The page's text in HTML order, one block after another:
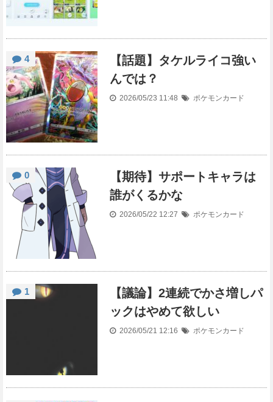
4
【話題】タケルライコ強い
んでは？
2026/05/23 11:48 ポケモンカード
0
【期待】サポートキャラは
誰がくるかな
2026/05/22 12:27 ポケモンカード
1
【議論】2連続でかさ増しパ
ックはやめて欲しい
2026/05/21 12:16 ポケモンカード